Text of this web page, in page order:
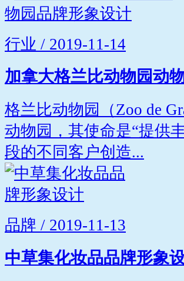
行业 / 2019-11-14
加拿大格兰比动物园动
格兰比动物园（Zoo de
动物园，其使命是“提供
段的不同客户创造...
品牌 / 2019-11-13
中草集化妆品品牌形象